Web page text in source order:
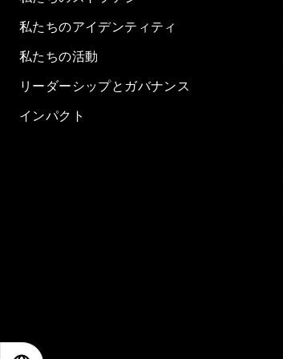
私たちのアイデンティティ
私たちの活動
リーダーシップとガバナンス
インパクト